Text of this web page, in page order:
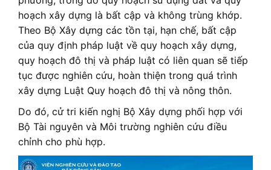
hoạch xây dựng là bất cập và không trùng khớp.
Theo Bộ Xây dựng các tồn tại, hạn chế, bất cập
của quy định pháp luật về quy hoạch xây dựng,
quy hoạch đô thị và pháp luật có liên quan sẽ tiếp
tục được nghiên cứu, hoàn thiện trong quá trình
xây dựng Luật Quy hoạch đô thị và nông thôn.
Do đó, cử tri kiến nghị Bộ Xây dựng phối hợp với
Bộ Tài nguyên và Môi trường nghiên cứu điều
chỉnh cho phù hợp.